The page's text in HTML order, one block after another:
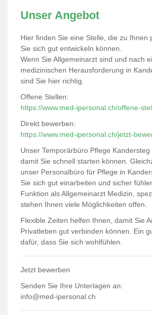
Unser Angebot
Hier finden Sie eine Stelle, die zu Ihnen
Sie sich gut entwickeln können.
Wenn Sie Allgemeinarzt sind und nach
medizinischen Herausforderung in
sind Sie hier richtig.
Offene Stellen:
https://www.med-ipersonal.ch/offene-
Direkt bewerben:
https://www.med-ipersonal.ch/jetzt-
Unser Temporärbüro Pflege Kandersteg
damit Sie schnell starten können.
unser Personalbüro für Pflege in
Sie sich gut einarbeiten und sicher
Funktion als Allgemeinarzt Medizin,
stehen Ihnen viele Möglichkeiten offen.
Flexible Zeiten helfen Ihnen, damit Sie
Privatleben gut verbinden können. Ein
dafür, dass Sie sich wohlfühlen.
Jetzt bewerben
Senden Sie Ihre Unterlagen an:
info@med-ipersonal.ch